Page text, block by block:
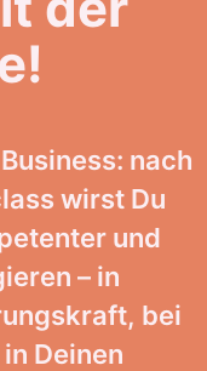
nach
wirst Du
und
– in
bei
Deinen